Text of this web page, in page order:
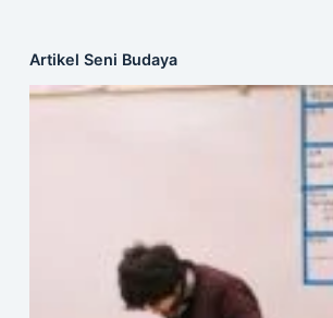
Artikel Seni Budaya